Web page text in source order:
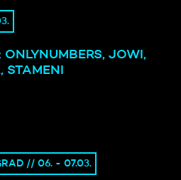
ONLYNUMBERS, JOWI,
// 06. - 07.03.